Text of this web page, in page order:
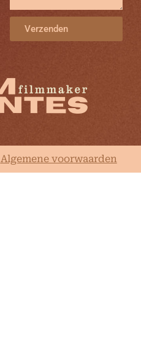
Verzenden
Algemene voorwaarden